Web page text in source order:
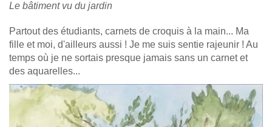
Le bâtiment vu du jardin
Partout des étudiants, carnets de croquis à la main... Ma
fille et moi, d'ailleurs aussi ! Je me suis sentie rajeunir ! Au
temps où je ne sortais presque jamais sans un carnet et
des aquarelles...